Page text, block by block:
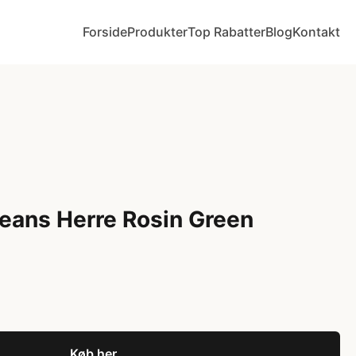
ForsideProdukterTop RabatterBlogKontakt
Herre Rosin Green